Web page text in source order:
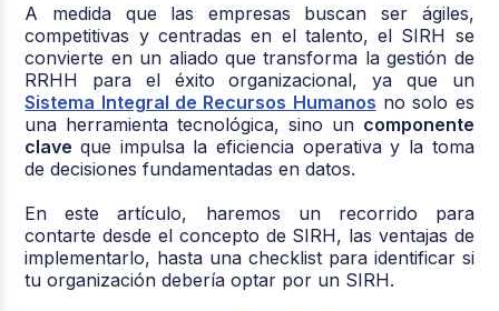
A medida que las empresas buscan ser ágiles,
competitivas y centradas en el talento, el SIRH se
convierte en un aliado que transforma la gestión de
RRHH para el éxito organizacional, ya que un
Sistema Integral de Recursos Humanos no solo es
una herramienta tecnológica, sino un componente
clave que impulsa la eficiencia operativa y la toma
de decisiones fundamentadas en datos.
En este artículo, haremos un recorrido para
contarte desde el concepto de SIRH, las ventajas de
implementarlo, hasta una checklist para identificar si
tu organización debería optar por un SIRH.